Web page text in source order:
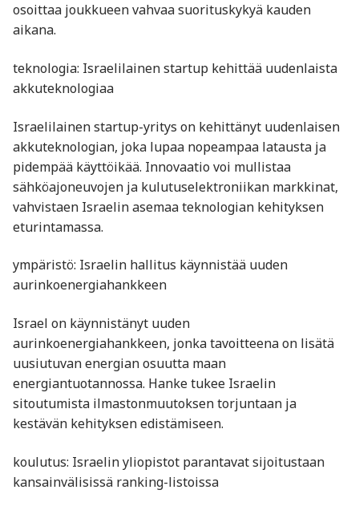
osoittaa joukkueen vahvaa suorituskykyä kauden
aikana.
teknologia: Israelilainen startup kehittää uudenlaista
akkuteknologiaa
Israelilainen startup-yritys on kehittänyt uudenlaisen
akkuteknologian, joka lupaa nopeampaa latausta ja
pidempää käyttöikää. Innovaatio voi mullistaa
sähköajoneuvojen ja kulutuselektroniikan markkinat,
vahvistaen Israelin asemaa teknologian kehityksen
eturintamassa.
ympäristö: Israelin hallitus käynnistää uuden
aurinkoenergiahankkeen
Israel on käynnistänyt uuden
aurinkoenergiahankkeen, jonka tavoitteena on lisätä
uusiutuvan energian osuutta maan
energiantuotannossa. Hanke tukee Israelin
sitoutumista ilmastonmuutoksen torjuntaan ja
kestävän kehityksen edistämiseen.
koulutus: Israelin yliopistot parantavat sijoitustaan
kansainvälisissä ranking-listoissa